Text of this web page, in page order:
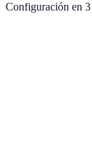
Configuración en